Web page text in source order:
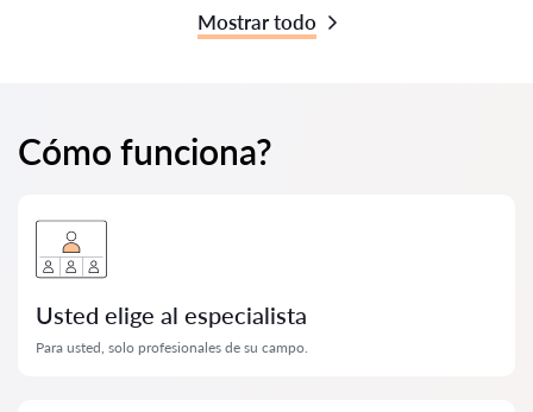
Mostrar todo
Cómo funciona?
Usted elige al especialista
Para usted, solo profesionales de su campo.